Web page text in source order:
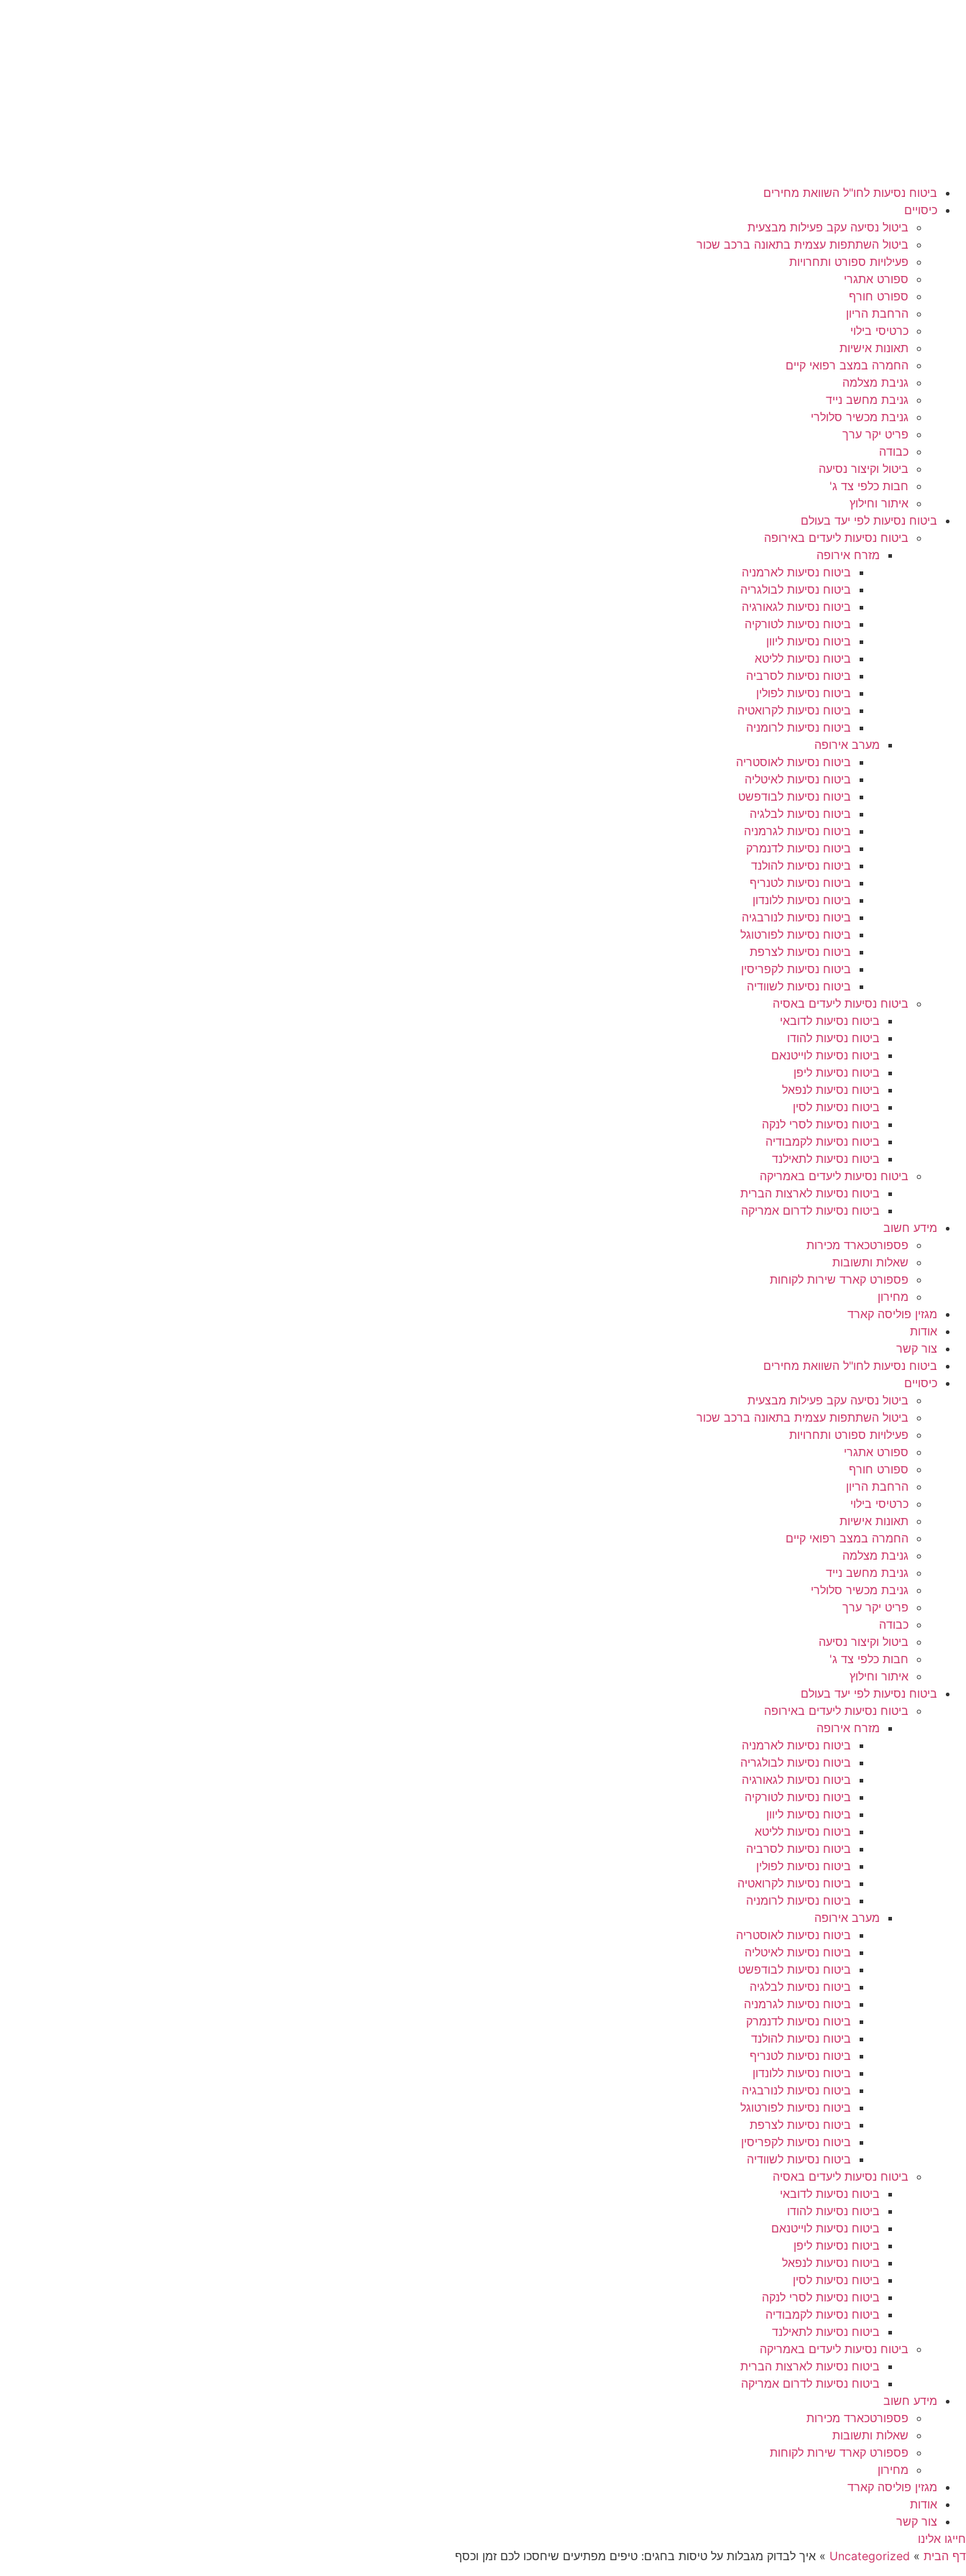
ביטוח נסיעות לחו"ל השוואת מחירים
כיסויים
ביטול נסיעה עקב פעילות מבצעית
ביטול השתתפות עצמית בתאונה ברכב שכור
פעילויות ספורט ותחרויות
ספורט אתגרי
ספורט חורף
הרחבת הריון
כרטיסי בילוי
תאונות אישיות
החמרה במצב רפואי קיים
גניבת מצלמה
גניבת מחשב נייד
גניבת מכשיר סלולרי
פריט יקר ערך
כבודה
ביטול וקיצור נסיעה
חבות כלפי צד ג'
איתור וחילוץ
ביטוח נסיעות לפי יעד בעולם
ביטוח נסיעות ליעדים באירופה
מזרח אירופה
ביטוח נסיעות לארמניה
ביטוח נסיעות לבולגריה
ביטוח נסיעות לגאורגיה
ביטוח נסיעות לטורקיה
ביטוח נסיעות ליוון
ביטוח נסיעות לליטא
ביטוח נסיעות לסרביה
ביטוח נסיעות לפולין
ביטוח נסיעות לקרואטיה
ביטוח נסיעות לרומניה
מערב אירופה
ביטוח נסיעות לאוסטריה
ביטוח נסיעות לאיטליה
ביטוח נסיעות לבודפשט
ביטוח נסיעות לבלגיה
ביטוח נסיעות לגרמניה
ביטוח נסיעות לדנמרק
ביטוח נסיעות להולנד
ביטוח נסיעות לטנריף
ביטוח נסיעות ללונדון
ביטוח נסיעות לנורבגיה
ביטוח נסיעות לפורטוגל
ביטוח נסיעות לצרפת
ביטוח נסיעות לקפריסין
ביטוח נסיעות לשוודיה
ביטוח נסיעות ליעדים באסיה
ביטוח נסיעות לדובאי
ביטוח נסיעות להודו
ביטוח נסיעות לוייטנאם
ביטוח נסיעות ליפן
ביטוח נסיעות לנפאל
ביטוח נסיעות לסין
ביטוח נסיעות לסרי לנקה
ביטוח נסיעות לקמבודיה
ביטוח נסיעות לתאילנד
ביטוח נסיעות ליעדים באמריקה
ביטוח נסיעות לארצות הברית
ביטוח נסיעות לדרום אמריקה
מידע חשוב
פספורטכארד מכירות
שאלות ותשובות
פספורט קארד שירות לקוחות
מחירון
מגזין פוליסה קארד
אודות
צור קשר
ביטוח נסיעות לחו"ל השוואת מחירים
כיסויים
ביטול נסיעה עקב פעילות מבצעית
ביטול השתתפות עצמית בתאונה ברכב שכור
פעילויות ספורט ותחרויות
ספורט אתגרי
ספורט חורף
הרחבת הריון
כרטיסי בילוי
תאונות אישיות
החמרה במצב רפואי קיים
גניבת מצלמה
גניבת מחשב נייד
גניבת מכשיר סלולרי
פריט יקר ערך
כבודה
ביטול וקיצור נסיעה
חבות כלפי צד ג'
איתור וחילוץ
ביטוח נסיעות לפי יעד בעולם
ביטוח נסיעות ליעדים באירופה
מזרח אירופה
ביטוח נסיעות לארמניה
ביטוח נסיעות לבולגריה
ביטוח נסיעות לגאורגיה
ביטוח נסיעות לטורקיה
ביטוח נסיעות ליוון
ביטוח נסיעות לליטא
ביטוח נסיעות לסרביה
ביטוח נסיעות לפולין
ביטוח נסיעות לקרואטיה
ביטוח נסיעות לרומניה
מערב אירופה
ביטוח נסיעות לאוסטריה
ביטוח נסיעות לאיטליה
ביטוח נסיעות לבודפשט
ביטוח נסיעות לבלגיה
ביטוח נסיעות לגרמניה
ביטוח נסיעות לדנמרק
ביטוח נסיעות להולנד
ביטוח נסיעות לטנריף
ביטוח נסיעות ללונדון
ביטוח נסיעות לנורבגיה
ביטוח נסיעות לפורטוגל
ביטוח נסיעות לצרפת
ביטוח נסיעות לקפריסין
ביטוח נסיעות לשוודיה
ביטוח נסיעות ליעדים באסיה
ביטוח נסיעות לדובאי
ביטוח נסיעות להודו
ביטוח נסיעות לוייטנאם
ביטוח נסיעות ליפן
ביטוח נסיעות לנפאל
ביטוח נסיעות לסין
ביטוח נסיעות לסרי לנקה
ביטוח נסיעות לקמבודיה
ביטוח נסיעות לתאילנד
ביטוח נסיעות ליעדים באמריקה
ביטוח נסיעות לארצות הברית
ביטוח נסיעות לדרום אמריקה
מידע חשוב
פספורטכארד מכירות
שאלות ותשובות
פספורט קארד שירות לקוחות
מחירון
מגזין פוליסה קארד
אודות
צור קשר
חייגו אלינו
דף הבית »
Uncategorized
» איך לבדוק מגבלות על טיסות בחגים: טיפים מפתיעים שיחסכו לכם זמן וכסף